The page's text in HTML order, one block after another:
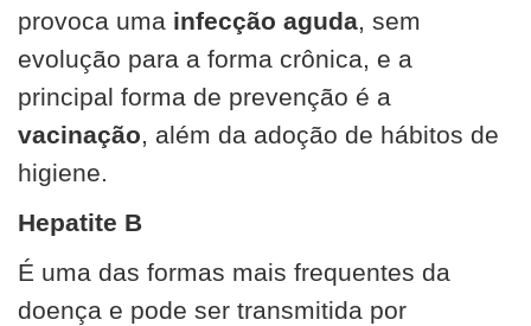
provoca uma infecção aguda, sem
evolução para a forma crônica, e a
principal forma de prevenção é a
vacinação, além da adoção de hábitos de
higiene.
Hepatite B
É uma das formas mais frequentes da
doença e pode ser transmitida por